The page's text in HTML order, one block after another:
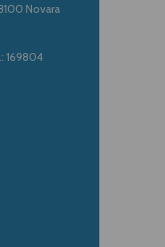
Novara
169804